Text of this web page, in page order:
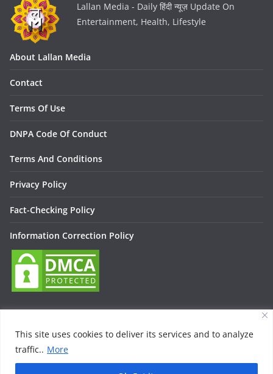
This site uses cookies to deliver its services and to analyze
traffic.. More
Lallan Media - Daily हिंदी न्यूज़ Update On
Entertainment, Health, Lifestyle
About Lallan Media
Contact
Terms Of Use
DNPA Code Of Conduct
Terms And Conditions
Privacy Policy
Fact-Checking Policy
Information Correction Policy
Copyright © 2026
Entertainment, Technology, Bollywood. All rights reserved.